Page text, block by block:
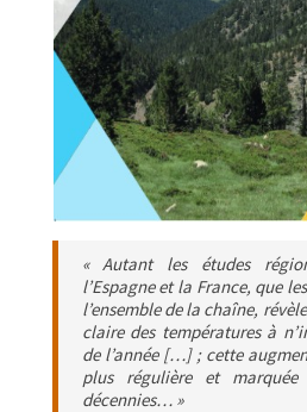
« Autant les études
l’Espagne et la France, que
l’ensemble de la chaîne,
claire des températures à
de l’année […] ; cette
plus régulière et
décennies… »